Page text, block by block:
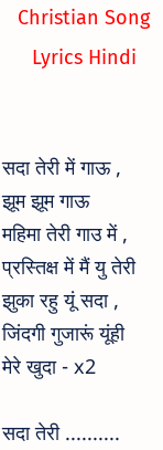
Christian Song
Lyrics Hindi
सदा तेरी में गाऊ ,
झूम झूम गाऊ
महिमा तेरी गाउ में ,
प्रस्तिक्ष में मैं युतेरी
झुका रहु यूं सदा ,
जिंदगी गुजारूं यूंही
मेरे खुदा - x2
सदा तेरी ..........